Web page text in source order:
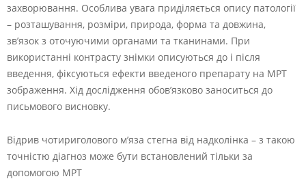
захворювання. Особлива увага приділяється опису патології
– розташування, розміри, природа, форма та довжина,
зв’язок з оточуючими органами та тканинами. При
використанні контрасту знімки описуються до і після
введення, фіксуються ефекти введеного препарату на МРТ
зображення. Хід дослідження обов’язково заноситься до
письмового висновку.
Відрив чотириголового м’яза стегна від надколінка – з такою
точністю діагноз може бути встановлений тільки за
допомогою МРТ